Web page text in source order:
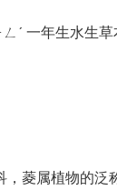
ˊ 一年生水生草
菱属植物的泛